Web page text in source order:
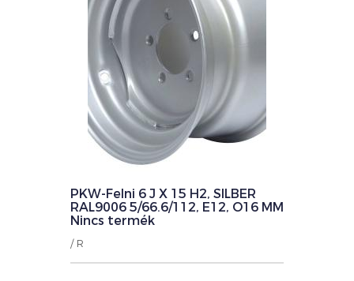
PKW-Felni 6 J X 15 H2, SILBER
RAL9006 5/66.6/112, E12, O16 MM
Nincs termék
/ R